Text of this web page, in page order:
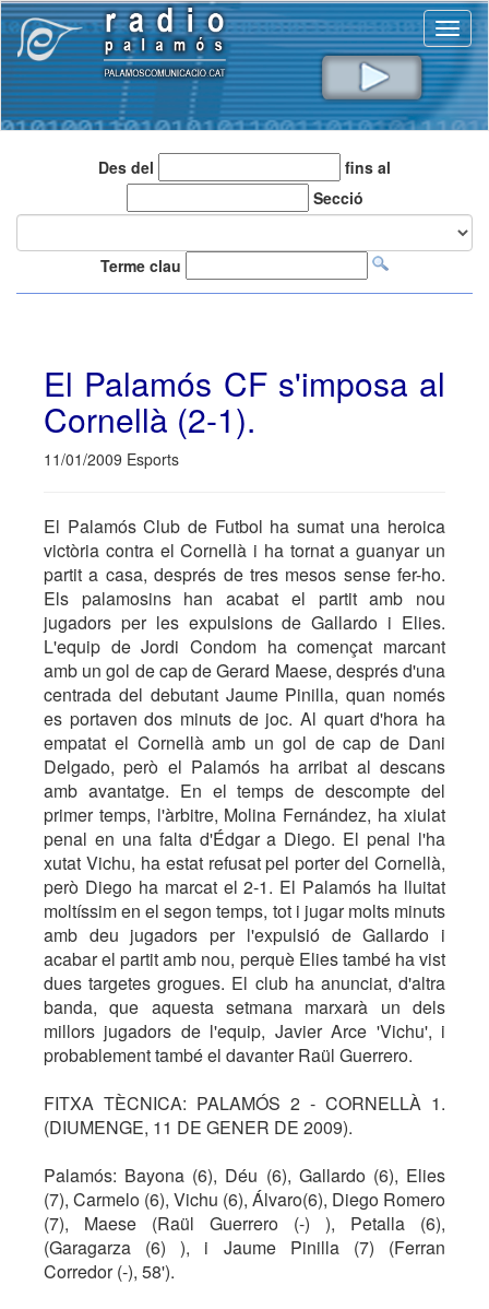
Des del
fins al
Secció
Terme clau
El Palamós CF s'imposa al
Cornellà (2-1).
11/01/2009 Esports
El Palamós Club de Futbol ha sumat una heroica
victòria contra el Cornellà i ha tornat a guanyar un
partit a casa, després de tres mesos sense fer-ho.
Els palamosins han acabat el partit amb nou
jugadors per les expulsions de Gallardo i Elies.
L'equip de Jordi Condom ha començat marcant
amb un gol de cap de Gerard Maese, després d'una
centrada del debutant Jaume Pinilla, quan només
es portaven dos minuts de joc. Al quart d'hora ha
empatat el Cornellà amb un gol de cap de Dani
Delgado, però el Palamós ha arribat al descans
amb avantatge. En el temps de descompte del
primer temps, l'àrbitre, Molina Fernández, ha xiulat
penal en una falta d'Édgar a Diego. El penal l'ha
xutat Vichu, ha estat refusat pel porter del Cornellà,
però Diego ha marcat el 2-1. El Palamós ha lluitat
moltíssim en el segon temps, tot i jugar molts minuts
amb deu jugadors per l'expulsió de Gallardo i
acabar el partit amb nou, perquè Elies també ha vist
dues targetes grogues. El club ha anunciat, d'altra
banda, que aquesta setmana marxarà un dels
millors jugadors de l'equip, Javier Arce 'Vichu', i
probablement també el davanter Raül Guerrero.
FITXA TÈCNICA: PALAMÓS 2 - CORNELLÀ 1.
(DIUMENGE, 11 DE GENER DE 2009).
Palamós: Bayona (6), Déu (6), Gallardo (6), Elies
(7), Carmelo (6), Vichu (6), Álvaro(6), Diego Romero
(7), Maese (Raül Guerrero (-) ), Petalla (6),
(Garagarza (6) ), i Jaume Pinilla (7) (Ferran
Corredor (-), 58').